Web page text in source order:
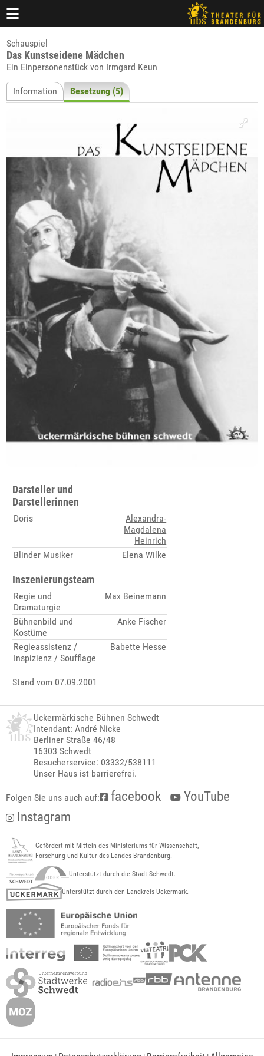
Schauspiel
Das Kunstseidene Mädchen
Ein Einpersonenstück von Irmgard Keun
Information Besetzung (5)
Darsteller und
Darstellerinnen
Doris
Alexandra-
Magdalena
Heinrich
Blinder Musiker
Elena Wilke
Inszenierungsteam
Regie und
Dramaturgie
Max Beinemann
Bühnenbild und
Kostüme
Anke Fischer
Regieassistenz /
Inspizienz / Soufflage
Babette Hesse
Stand vom 07.09.2001
Uckermärkische Bühnen Schwedt
Intendant: André Nicke
Berliner Straße 46/48
16303 Schwedt
Besucherservice: 03332/538111
Unser Haus ist barrierefrei.
Folgen Sie uns auch auf: facebook
YouTube
Instagram
Gefördert mit Mitteln des Ministeriums für Wissenschaft,
Forschung und Kultur des Landes Brandenburg.
Unterstützt durch die Stadt Schwedt.
Unterstützt durch den Landkreis Uckermark.